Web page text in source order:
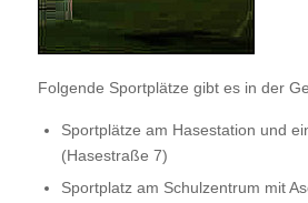
Folgende Sportplätze gibt es in der
Sportplätze am Hasestation und
(Hasestraße 7)
Sportplatz am Schulzentrum mit